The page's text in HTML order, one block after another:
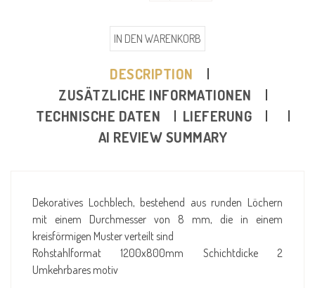
IN DEN WARENKORB
DESCRIPTION
ZUSÄTZLICHE INFORMATIONEN
TECHNISCHE DATEN
LIEFERUNG
AI REVIEW SUMMARY
Dekoratives Lochblech, bestehend aus runden Löchern
mit einem Durchmesser von 8 mm, die in einem
kreisförmigen Muster verteilt sind
Rohstahlformat 1200x800mm Schichtdicke 2
Umkehrbares motiv